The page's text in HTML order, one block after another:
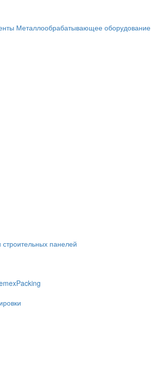
Металлообрабатывающее оборудование
панелей